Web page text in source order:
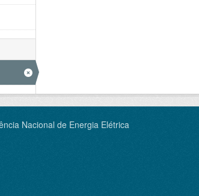
Nacional de Energia Elétrica